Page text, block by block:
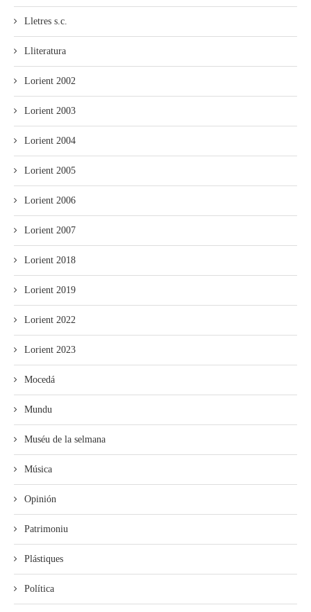
Lletres s.c.
Lliteratura
Lorient 2002
Lorient 2003
Lorient 2004
Lorient 2005
Lorient 2006
Lorient 2007
Lorient 2018
Lorient 2019
Lorient 2022
Lorient 2023
Mocedá
Mundu
Muséu de la selmana
Música
Opinión
Patrimoniu
Plástiques
Política